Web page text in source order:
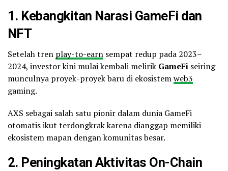
1. Kebangkitan Narasi GameFi dan
NFT
Setelah tren play-to-earn sempat redup pada 2023–
2024, investor kini mulai kembali melirik GameFi seiring
munculnya proyek-proyek baru di ekosistemweb3
gaming.
AXS sebagai salah satu pionir dalam dunia GameFi
otomatis ikut terdongkrak karena dianggap memiliki
ekosistem mapan dengan komunitas besar.
2. Peningkatan Aktivitas On-Chain